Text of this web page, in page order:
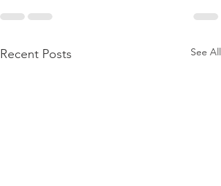
Recent Posts See All